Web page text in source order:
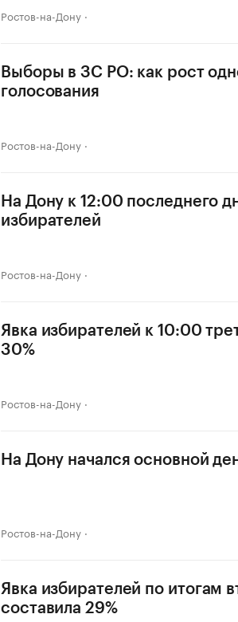
Ростов-на-Дону
Выборы в ЗС РО: как рост
голосования
Ростов-на-Дону
На Дону к 12:00 последнего
избирателей
Ростов-на-Дону
Явка избирателей к 10:00
30%
Ростов-на-Дону
На Дону начался основной
Ростов-на-Дону
Явка избирателей по итогам
составила 29%